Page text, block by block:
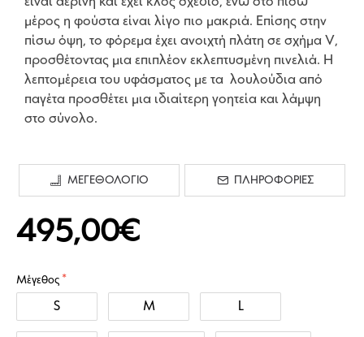
495,00€
Μέγεθος
S M L
μέρος η φούστα είναι λίγο πιο μακριά. Επίσης στην
πίσω όψη, το φόρεμα έχει ανοιχτή πλάτη σε σχήμα V,
προσθέτοντας μια επιπλέον εκλεπτυσμένη πινελιά. Η
λεπτομέρεια του υφάσματος με τα λουλούδια από
παγέτα προσθέτει μια ιδιαίτερη γοητεία και λάμψη
στο σύνολο.
ΜΕΓΕΘΟΛΟΓΙΟ ΠΛΗΡΟΦΟΡΙΕΣ